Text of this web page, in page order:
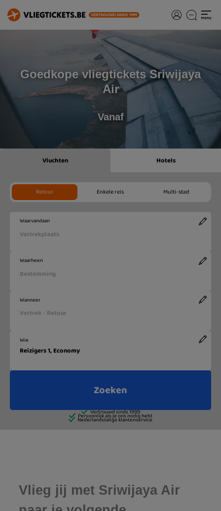
Goedkope vliegtickets Sriwijaya
Air
Vanaf
Vlieg jij met Sriwijaya Air